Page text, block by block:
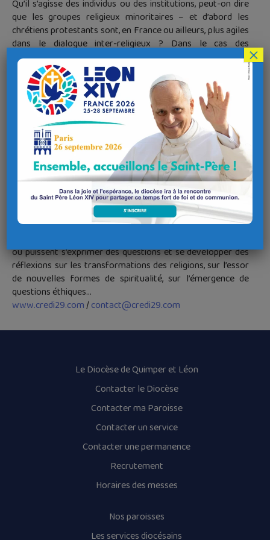
Qu’il s’agisse des individus ou des institutions, peut-on dire
que les groupes religieux minoritaires – et d’abord les
chrétiens protestants sont, en France ou ailleurs, plus agiles
dans le dialogue inter-religieux ? Dans le cas des
protestants, on peut mettre en évidence et analyser des
affinités électives anciennes avec le judaïsme, et la façon
dont est réexaminée aujourd’hui la manière dont les
fondateurs de la Réforme considéraient l’islam et le Coran.
La conférence s’attachera à comparer ces initiatives avec
celles des catholiques. Au sein de l’univers protestant, les
façons de faire sont diverses et seront détaillées, en
particulier les initiatives prises par la Fédération
Protestante de France ou facilitées par elle, sous forme de
publications, de colloques, d’initiatives locales.
L’association « Cultures et Religions en Dialogue »
rassemble des personnes appartenant à diverses traditions
culturelles et spirituelles.
où puissent s’exprimer des questions et se développer des
réflexions sur les transformations des religions, sur l’essor
de nouvelles formes de spiritualité, sur l’émergence de
questions éthiques…
www.credi29.com/contact@credi29.com
Le Diocèse de Quimper et Léon
Contacter le Diocèse
Contacter ma Paroisse
Contacter un service
Contacter une permanence
Recrutement
Horaires des messes
Nos paroisses
Les services diocésains
×